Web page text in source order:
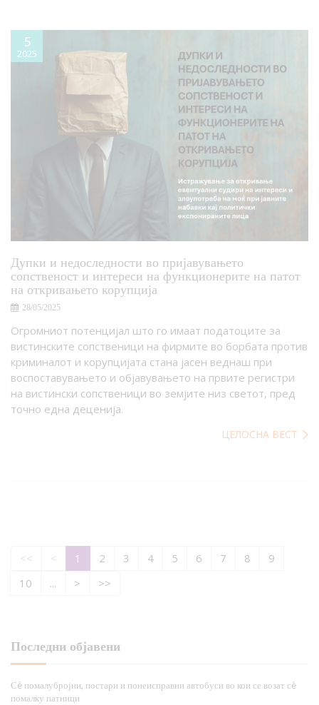
5
2025
Дупки и недоследности во пријавувањето
сопственост и интереси на функционерите на патот
на откривањето корупција
28/05/2025
Огромниот потенцијал што го имаат податоците за
вистинските сопственици на фирмите во борбата против
криминалот и корупцијата стана јасен веднаш при
воспоставувањето и објавувањето на првите регистри
на вистински сопственици во земјите низ светот, пред
точно една деценија.
ЦЕЛОСНА ВЕСТ
<< < 1 2 3 4 5 6 7 8
9
10
... > >>
Последни објавени
Сè помалубројни, постари и понеисправни автобуси во кои се возат сè
помалку патници